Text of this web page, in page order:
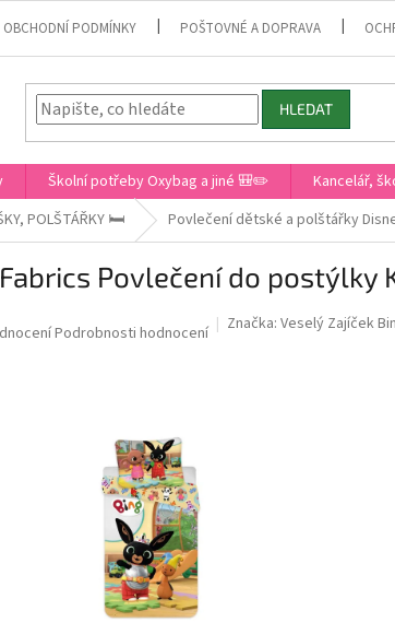
OBCHODNÍ PODMÍNKY POŠTOVNÉ A DOPRAVA
HLEDAT
Školní potřeby Oxybag a jiné 🎒✏️ Kancelář,
POLŠTÁŘKY 🛏️ Povlečení dětské a polštářky
Povlečení do postýlky
Podrobnosti hodnocení Značka: Veselý Zajíček